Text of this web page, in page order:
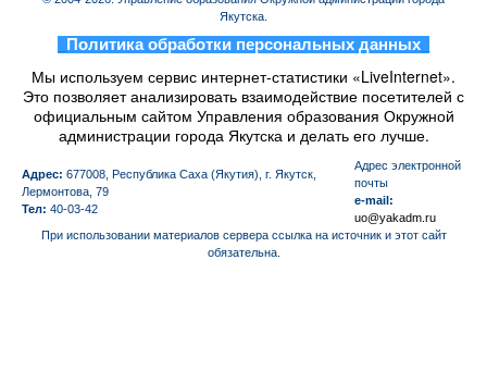
Якутска.
Политика обработки персональных данных
Мы используем сервис интернет-статистики «LiveInternet».
Это позволяет анализировать взаимодействие посетителей с
официальным сайтом Управления образования Окружной
администрации города Якутска и делать его лучше.
Адрес: 677008, Республика Саха (Якутия), г. Якутск,
Лермонтова, 79
Тел: 40-03-42
Aдрес электронной
почты
e-mail:
uo@yakadm.ru
При использовании материалов сервера ссылка на источник и этот сайт
обязательна.